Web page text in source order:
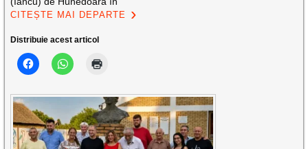
CITEȘTE MAI DEPARTE
Distribuie acest articol